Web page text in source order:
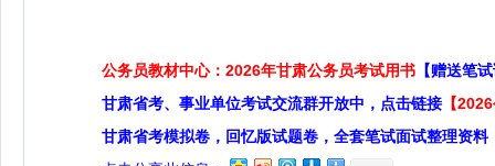
公务员教材中心：2026年甘肃公务员考试用书 【赠送笔
甘肃省考、事业单位考试交流群开放中，点击链接 【
甘肃省考模拟卷，回忆版试题卷，全套笔试面试整理资料